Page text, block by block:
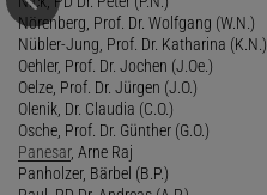
Nörenberg, Prof. Dr. Wolfgang (W.N.)
Nübler-Jung, Prof. Dr. Katharina (K.N.)
Oehler, Prof. Dr. Jochen (J.Oe.)
Oelze, Prof. Dr. Jürgen (J.O.)
Olenik, Dr. Claudia (C.O.)
Osche, Prof. Dr. Günther (G.O.)
Panesar, Arne Raj
Panholzer, Bärbel (B.P.)